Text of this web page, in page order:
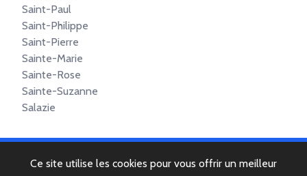
Saint-Paul
Saint-Philippe
Saint-Pierre
Sainte-Marie
Sainte-Rose
Sainte-Suzanne
Salazie
Mentions légales
Ce site utilise les cookies pour vous offrir un meilleur